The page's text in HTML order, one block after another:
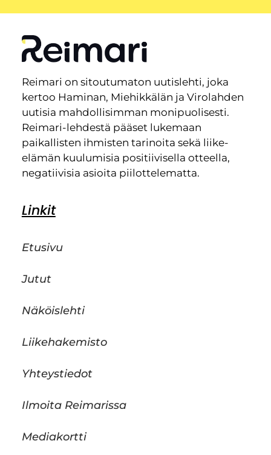
Reimari on sitoutumaton uutislehti, joka
kertoo Haminan, Miehikkälän ja Virolahden
uutisia mahdollisimman monipuolisesti.
Reimari-lehdestä pääset lukemaan
paikallisten ihmisten tarinoita sekä liike-
elämän kuulumisia positiivisella otteella,
negatiivisia asioita piilottelematta.
Linkit
Etusivu
Jutut
Näköislehti
Liikehakemisto
Yhteystiedot
Ilmoita Reimarissa
Mediakortti